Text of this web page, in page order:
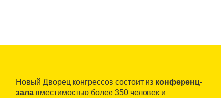
Новый Дворец конгрессов состоит из конференц-
зала вместимостью более 350 человек и